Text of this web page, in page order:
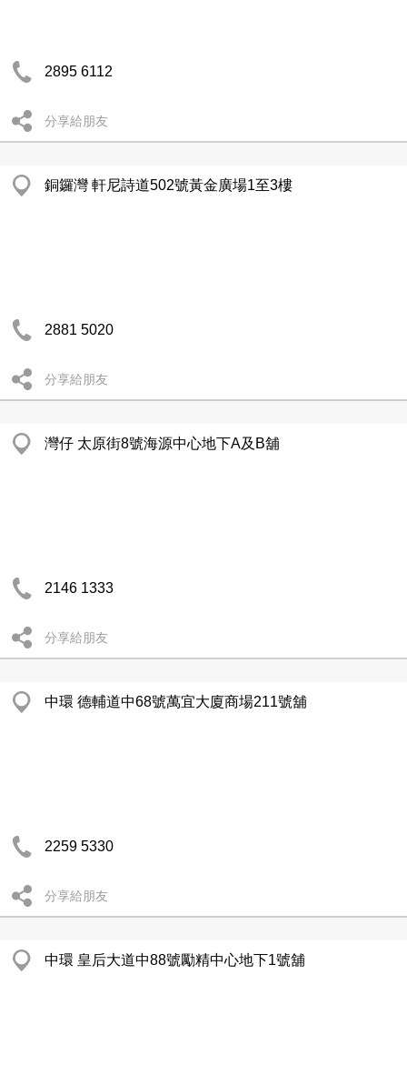
2895 6112
分享給朋友
銅鑼灣 軒尼詩道502號黃金廣場1至3樓
2881 5020
分享給朋友
灣仔 太原街8號海源中心地下A及B舖
2146 1333
分享給朋友
中環 德輔道中68號萬宜大廈商場211號舖
2259 5330
分享給朋友
中環 皇后大道中88號勵精中心地下1號舖